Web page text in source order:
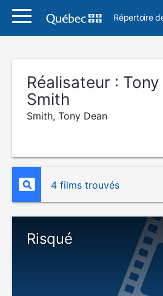
Répertoire
Réalisateur :
Smith
Smith, Tony Dean
4 films trouvés
Risqué